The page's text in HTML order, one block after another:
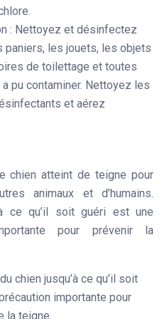
: Nettoyez et désinfectez
paniers, les jouets, les objets
de toilettage et toutes
pu contaminer. Nettoyez les
et aérez
chien atteint de teigne pour
animaux et d’humains.
ce qu’il soit guéri est une
pour prévenir la
chien jusqu’à ce qu’il soit
importante pour
la teigne.